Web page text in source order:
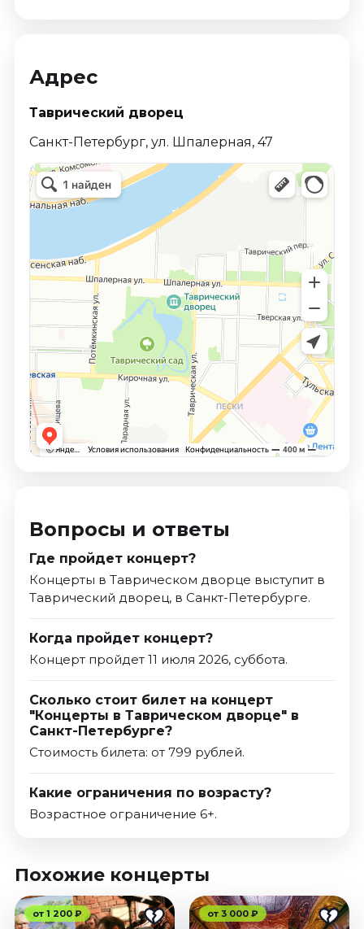
Адрес
Таврический дворец
Санкт-Петербург, ул. Шпалерная, 47
Вопросы и ответы
Где пройдет концерт?
Концерты в Таврическом дворце выступит в
Таврический дворец, в Санкт-Петербурге.
Когда пройдет концерт?
Концерт пройдет 11 июля 2026, суббота.
Сколько стоит билет на концерт
"Концерты в Таврическом дворце" в
Санкт-Петербурге?
Стоимость билета: от 799 рублей.
Какие ограничения по возрасту?
Возрастное ограничение 6+.
Похожие концерты
от 1 200 ₽ от 3 000 ₽